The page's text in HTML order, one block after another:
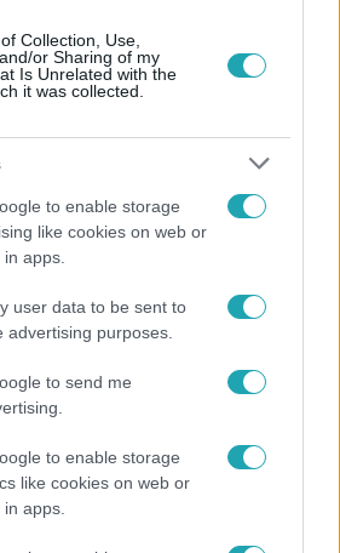
Collection, Use,
or Sharing of my
Is Unrelated with the
it was collected.
to enable storage
like cookies on web or
apps.
user data to be sent to
advertising purposes.
to send me
to enable storage
like cookies on web or
apps.
3:23
Kati nénit, a házuk